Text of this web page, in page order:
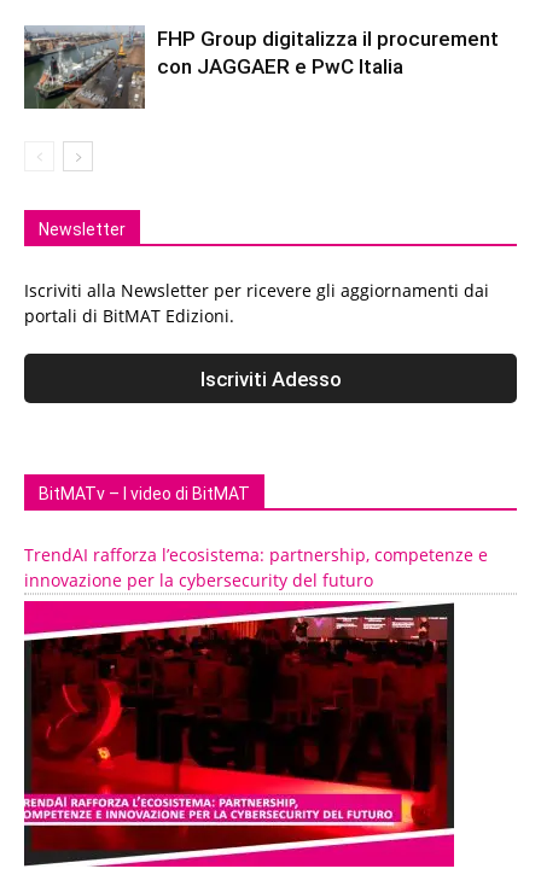
FHP Group digitalizza il procurement
con JAGGAER e PwC Italia
Newsletter
Iscriviti alla Newsletter per ricevere gli aggiornamenti dai
portali di BitMAT Edizioni.
BitMATv – I video di BitMAT
TrendAI rafforza l’ecosistema: partnership, competenze e
innovazione per la cybersecurity del futuro